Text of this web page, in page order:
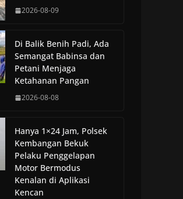
2026-08-09
Di Balik Benih Padi, Ada
Semangat Babinsa dan
Petani Menjaga
Ketahanan Pangan
2026-08-08
Hanya 1×24 Jam, Polsek
Kembangan Bekuk
Pelaku Penggelapan
Motor Bermodus
Kenalan di Aplikasi
Kencan